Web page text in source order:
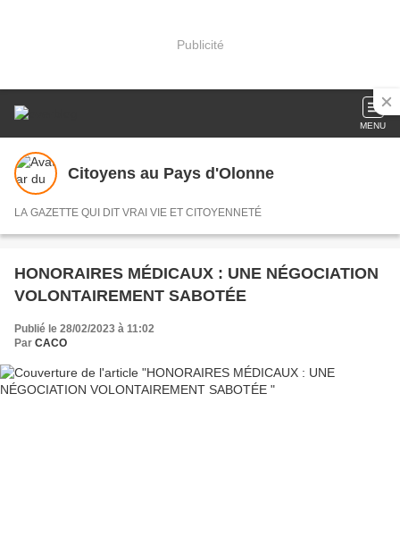
Publicité
MENU
Citoyens au Pays d'Olonne
LA GAZETTE QUI DIT VRAI VIE ET CITOYENNETÉ
HONORAIRES MÉDICAUX : UNE NÉGOCIATION
VOLONTAIREMENT SABOTÉE
Publié le 28/02/2023 à 11:02
Par CACO